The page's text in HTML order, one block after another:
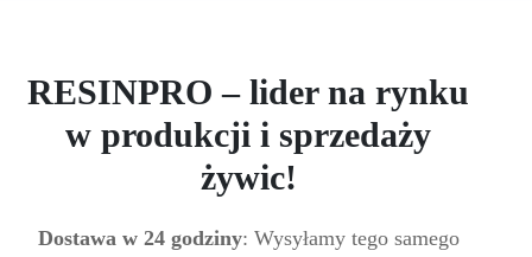
RESINPRO – lider na rynku
w produkcji i sprzedaży
żywic!
Dostawa w 24 godziny: Wysyłamy tego samego